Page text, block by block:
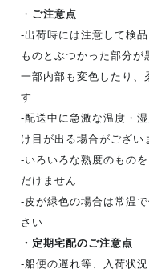
・ ご注意点
‐出荷時には注意して検
ものとぶつかった部分が
一部内部も変色したり、
す
‐配送中に急激な温度・
け目が出る場合がござい
‐いろいろな熟度のもの
だけません
‐皮が緑色の場合は常温
さい
・定期宅配のご注意点
‐船便の遅れ等、入荷状